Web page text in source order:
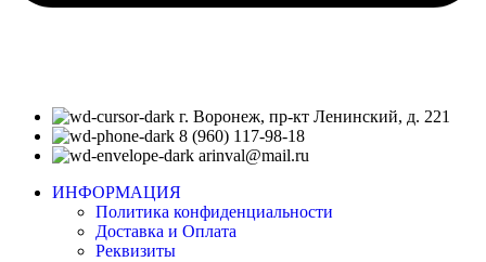
г. Воронеж, пр-кт Ленинский, д. 221
8 (960) 117-98-18
arinval@mail.ru
ИНФОРМАЦИЯ
Политика конфиденциальности
Доставка и Оплата
Реквизиты